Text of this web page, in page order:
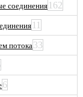
соединения 162
11
потока33
6